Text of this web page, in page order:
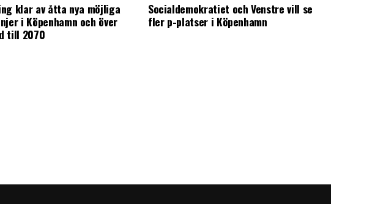
klar av åtta nya möjliga
i Köpenhamn och över
till 2070
Socialdemokratiet och Venstre vill se
fler p-platser i Köpenhamn